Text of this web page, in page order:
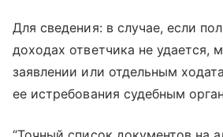
Для сведения: в случае, если
доходах ответчика не удается,
заявлении или отдельным
ее истребования судебным